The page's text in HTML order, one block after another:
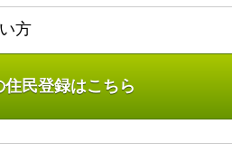
方
住民登録はこちら